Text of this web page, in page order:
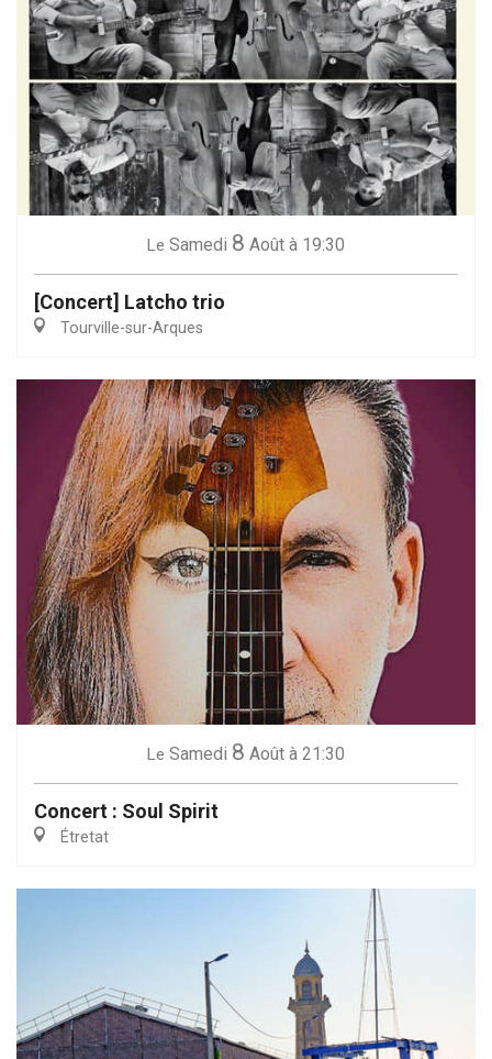
Le Samedi 8 Août à 19:30
[Concert] Latcho trio
Tourville-sur-Arques
Le Samedi 8 Août à 21:30
Concert : Soul Spirit
Étretat